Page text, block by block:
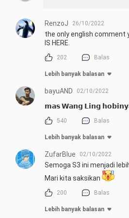
RenzoJ 26/10/2022
the only english comment
IS HERE.
202 Balas
Lebih banyak balasan
bayuAND 02/10/2022
𝗺𝗮𝘀 𝗪𝗮𝗻𝗴 𝗟𝗶𝗻𝗴
540 Balas
Lebih banyak balasan
ZufarBlue 02/10/2022
Semoga S3 ini menjadi
Mari kita saksikan
200 Balas
Lebih banyak balasan